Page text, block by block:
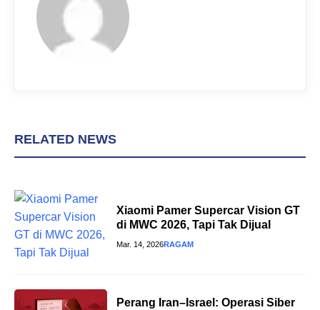
k
RELATED NEWS
Xiaomi Pamer Supercar Vision GT
di MWC 2026, Tapi Tak Dijual
Mar. 14, 2026RAGAM
Perang Iran–Israel: Operasi Siber